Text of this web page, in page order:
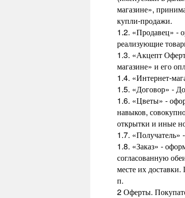
магазине»,
купли-продажи.
1.2. «Продавец» -
реализующие
1.3. «Акцепт
магазине» и его
1.4. «Интернет-
1.5. «Договор» -
1.6. «Цветы» -
навыков,
открытки и иные
1.7. «Получатель»
1.8. «Заказ» -
согласованную
месте их
п.
2 Оферты.